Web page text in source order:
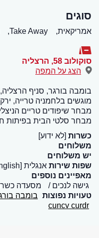
סוגים
אמריקאית, Take Away,
סוקולוב 58 , הרצליה
הצג על המפה
בומבה בורגר, סניף
מוגשים בלחמניה טרייה,
מבחר שיפודים טריים
מבחר סלטי הבית בפיתות
כשרות [לא ידוע]
משלוחים
יש משלוחים
שפות שירות אנגלית [English], עברית [Hebrew]
מאפיינים נוספים
גישה לנכים
מסעדה
טעויות נפוצות בומבה
cuncv curdr